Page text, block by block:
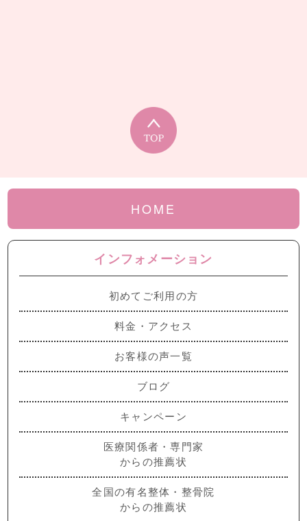
HOME
インフォメーション
初めてご利用の方
料金・アクセス
お客様の声一覧
ブログ
キャンペーン
医療関係者・専門家
からの推薦状
全国の有名整体・整骨院
からの推薦状